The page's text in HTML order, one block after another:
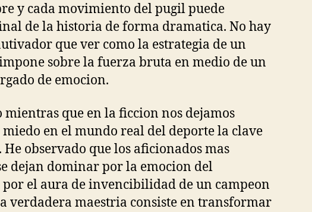
y cada movimiento del pugil puede
de la historia de forma dramatica. No hay
que ver como la estrategia de un
sobre la fuerza bruta en medio de un
de emocion.
mientras que en la ficcion nos dejamos
en el mundo real del deporte la clave
He observado que los aficionados mas
dejan dominar por la emocion del
el aura de invencibilidad de un campeon
verdadera maestria consiste en transformar